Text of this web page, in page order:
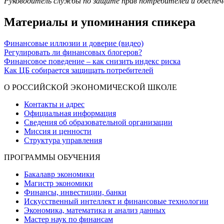
Материалы и упоминания спикера
Финансовые иллюзии и доверие (видео)
Регулировать ли финансовых блогеров?
Финансовое поведение – как снизить индекс риска
Как ЦБ собирается защищать потребителей
О РОССИЙСКОЙ ЭКОНОМИЧЕСКОЙ ШКОЛЕ
Контакты и адрес
Официальная информация
Сведения об образовательной организации
Миссия и ценности
Структура управления
ПРОГРАММЫ ОБУЧЕНИЯ
Бакалавр экономики
Магистр экономики
Финансы, инвестиции, банки
Искусственный интеллект и финансовые технологии
Экономика, математика и анализ данных
Мастер наук по финансам